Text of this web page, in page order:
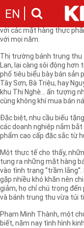
EN
Giới thiệu
Câu chuyện KIDO
Chặng đường
Cam kết của KIDO
Nhà sáng lập
Ngành hàng
Ngành dầu
Ngành gia vị
Ngành bánh
Tin tức
Tin tức & sự kiện
Nhà đầu tư
Thông điệp
Ban điều hành
Báo cáo
Thông tin cổ phần
Các công ty
Liên hệ
Liên hệ
Nghề nghiệp
Giới thiệu
Nhu cầu tuyển
Dịp Tết Trung thu - cái tết
Trung Thu năm nay cũng
và Đại lễ nghìn năm
với các mặt hàng thực
với mọi năm.
Thị trường bánh trung thu
Lan, lại càng sôi động hơn
phố tiêu biểu bày bán sản
Tây Sơn, Bà Triệu, hay
khu Thị Nghè… ấn tượng
cùng không khí mua bán
Đặc biệt, nhu cầu biếu
các doanh nghiệp nắm bắt
phẩm cao cấp đặc sắc từ
Một thực tế cho thấy,
tung ra những mặt hàng
vào tình trạng “trầm
gặp nhiều khó khăn nên
giảm, họ chỉ chú trọng
và bánh trung thu vừa túi
Phạm Minh Thành, một
biết, năm nay tình hình